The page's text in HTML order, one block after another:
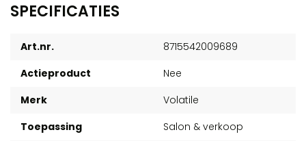
SPECIFICATIES
Art.nr.
8715542009689
Actieproduct
Nee
Merk
Volatile
Toepassing
Salon & verkoop